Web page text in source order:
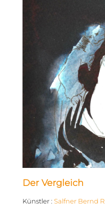
Der Vergleich
Künstler: Salfner Bernd R.